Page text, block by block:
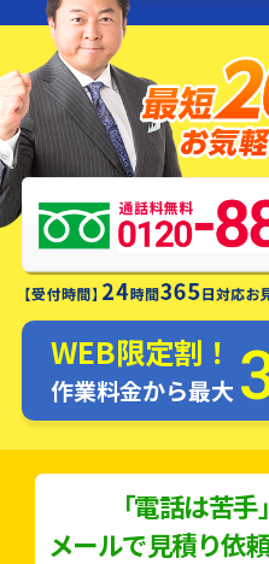
水漏れ・つまり・修
にお伺い
WEB限定割！
作業料金から最大
「電話は苦
メールで見積り依